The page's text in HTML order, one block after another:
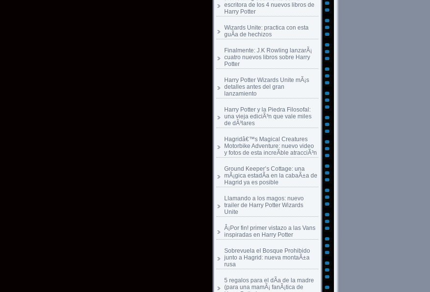
escritora de los 4 nuevos libros de
Harry Potter
Wizards Unite: practica con esta
guÃ­a de hechizos
Finalmente: J.K Rowling lanzarÃ¡
cuatro nuevos libros sobre Harry
Potter
Harry Potter Wizards Unite mÃ¡s
detalles antes del gran
lanzamiento
Harry Potter y la Piedra Filosofal:
una vieja ediciÃ³n que vale miles
de dÃ³lares
Hagridâ€™s Magical Creatures
Motorbike Adventure: nuevo video
y fotos de esta increÃ­ble atracciÃ³n
Ground Keeper’s Cottage: una
mÃ¡gica estadÃ­a en la cabaÃ±a de
Hagrid ya es posible
Llamando a los magos: nuevo
trailer de Harry Potter Wizards
Unite
Â¡Por fin! primer vistazo a las Vans
inspiradas en Harry Potter
Sobrevuela el Bosque Prohibido
junto a Hagrid: nueva montaÃ±a
rusa
5 regalos para el dÃ­a de la madre
(para una mamÃ¡ fanÃ¡tica de